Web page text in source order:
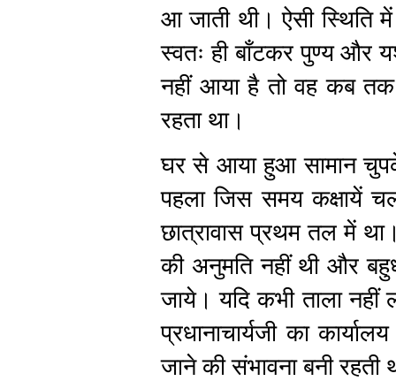
आ जाती थी। ऐसी स्थिति में
स्वतः ही बाँटकर पुण्य और
नहीं आया है तो वह कब तक
रहता था।
घर से आया हुआ सामान
पहला जिस समय कक्षायें
छात्रावास प्रथम तल में
की अनुमति नहीं थी और
जाये। यदि कभी ताला नहीं
प्रधानाचार्यजी का
जाने की संभावना बनी